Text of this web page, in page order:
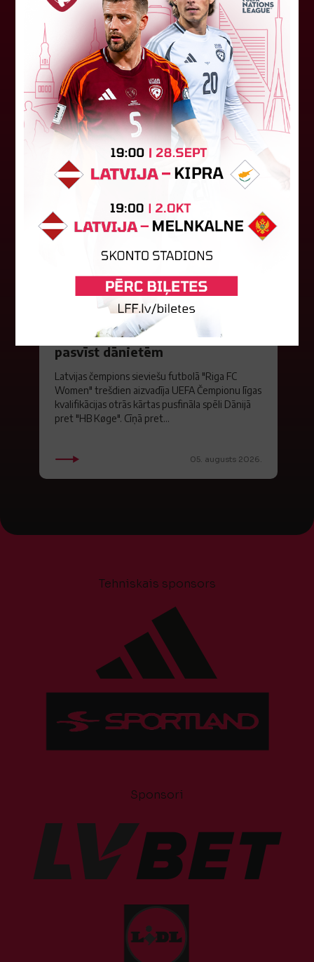
Jūlijā par labāko "LuckyBet" SFL
atzīta Keita Zviedre
Par "LuckyBet" Sieviešu futbola līgas jūnija
labāko spēlētāju atzīta FS "Metta" spēlētāja
Keita Zviedre. Uzvarētāja tika noskaidrota
balsojumā, kurā tika apkopotas...
06. augusts 2026.
"Riga FC Women" liek kārtīgi
pasvīst dānietēm
Latvijas čempions sieviešu futbolā "Riga FC
Women" trešdien aizvadīja UEFA Čempionu līgas
kvalifikācijas otrās kārtas pusfināla spēli Dānijā
pret "HB Køge". Cīņā pret...
05. augusts 2026.
Tehniskais sponsors
Sponsori